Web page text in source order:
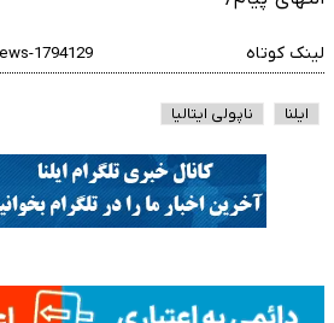
لینک کوتاه
ایلنا ناپولی ایتالیا